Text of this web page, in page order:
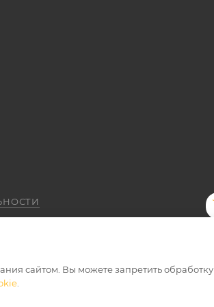
сайтом. Вы можете запретить обработку